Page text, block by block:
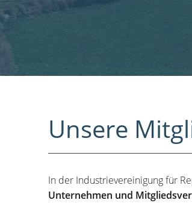
Unsere
In der Industrievereinigung für
Unternehmen und